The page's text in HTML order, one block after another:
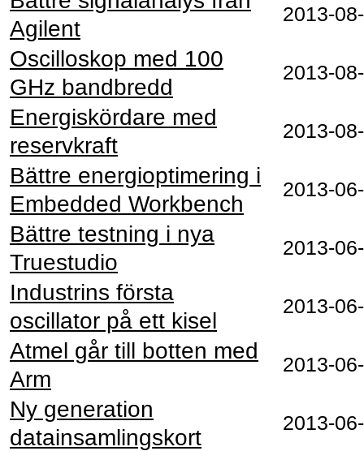
Agilent
2013-
Oscilloskop med 100
GHz bandbredd
2013-
Energiskördare med
reservkraft
2013-
Bättre energioptimering i
Embedded Workbench
2013-
Bättre testning i nya
Truestudio
2013-
Industrins första
oscillator på ett kisel
2013-
Atmel går till botten med
Arm
2013-
Ny generation
datainsamlingskort
2013-